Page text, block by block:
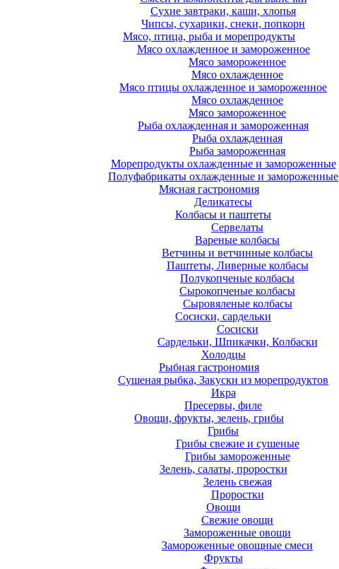
Сухие завтраки, каши, хлопья
Чипсы, сухарики, снеки, попкорн
Мясо, птица, рыба и морепродукты
Мясо охлажденное и замороженное
Мясо замороженное
Мясо охлажденное
Мясо птицы охлажденное и замороженное
Мясо охлажденное
Мясо замороженное
Рыба охлажденная и замороженная
Рыба охлажденная
Рыба замороженная
Морепродукты охлажденные и замороженные
Полуфабрикаты охлажденные и замороженные
Мясная гастрономия
Деликатесы
Колбасы и паштеты
Сервелаты
Вареные колбасы
Ветчины и ветчинные колбасы
Паштеты, Ливерные колбасы
Полукопченые колбасы
Сырокопченые колбасы
Сыровяленые колбасы
Сосиски, сардельки
Сосиски
Сардельки, Шпикачки, Колбаски
Холодцы
Рыбная гастрономия
Сушеная рыбка, Закуски из морепродуктов
Икра
Пресервы, филе
Овощи, фрукты, зелень, грибы
Грибы
Грибы свежие и сушеные
Грибы замороженные
Зелень, салаты, проростки
Зелень свежая
Проростки
Овощи
Свежие овощи
Замороженные овощи
Замороженные овощные смеси
Фрукты